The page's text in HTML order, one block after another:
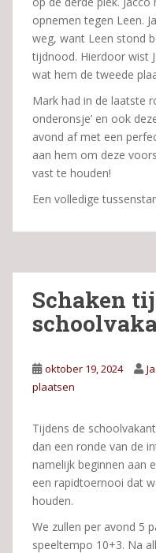
opnemen tegen Leen.
weg, want Leen stond
tijdnood. Hierdoor wist
wat hem de tweede
Mark had in de laatste
onderonsje’ en ook
avond af met een
aan hem om deze
vast te houden!
Een volledige
Schaken
oktober 19, 2024
plaatsen
Tijdens de
dan een ronde van de
namelijk beginnen aan
een rapidtoernooi dat
houden.
We zullen per avond 5
speeltempo 10+3. Na